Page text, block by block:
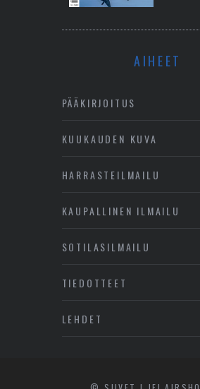
AIHEET
PÄÄKIRJOITUS
KUUKAUDEN KUVA
HARRASTEILMAILU
KAUPALLINEN ILMAILU
SOTILASILMAILU
TIEDOTTEET
LEHDET